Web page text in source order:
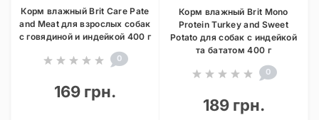
Корм влажный Brit Care Pate
and Meat для взрослых собак
с говядиной и индейкой 400 г
0
169 грн.
Корм влажный Brit Mono
Protein Turkey and Sweet
Potato для собак с индейкой
та бататом 400 г
0
189 грн.